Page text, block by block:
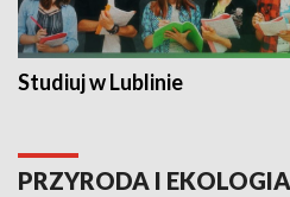
Studiuj w Lublinie
PRZYRODA I EKOLOGIA